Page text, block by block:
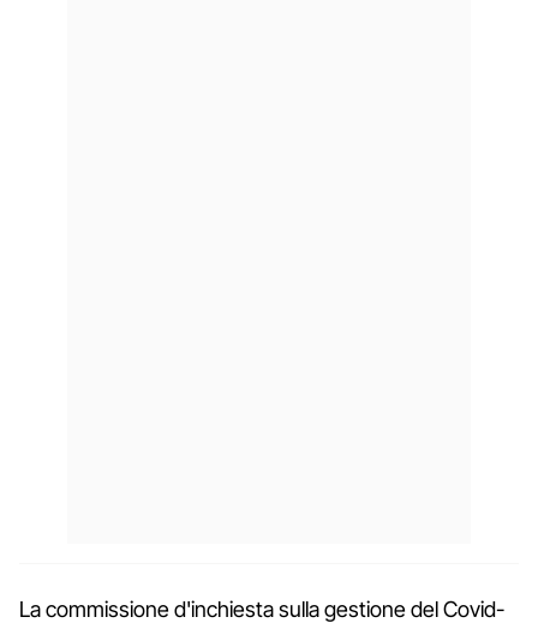
La commissione d'inchiesta sulla gestione del Covid-